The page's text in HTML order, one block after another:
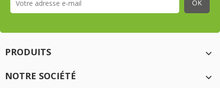
PRODUITS

NOTRE SOCIÉTÉ
